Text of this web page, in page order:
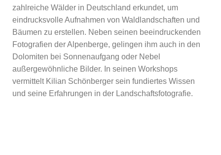
zahlreiche Wälder in Deutschland erkundet, um
eindrucksvolle Aufnahmen von Waldlandschaften und
Bäumen zu erstellen. Neben seinen beeindruckenden
Fotografien der Alpenberge, gelingen ihm auch in den
Dolomiten bei Sonnenaufgang oder Nebel
außergewöhnliche Bilder. In seinen Workshops
vermittelt Kilian Schönberger sein fundiertes Wissen
und seine Erfahrungen in der Landschaftsfotografie.